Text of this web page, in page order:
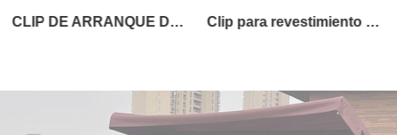
Clip para revestimiento de pared TABLERO DE ESCALERA O FASCIA